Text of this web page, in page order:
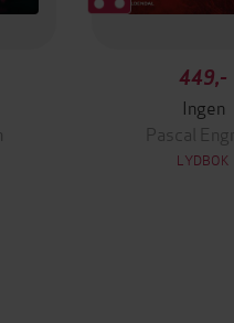
449,-
Ingen
Pascal
LYDBOK